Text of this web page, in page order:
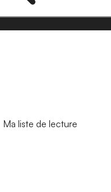
Ma liste de lecture